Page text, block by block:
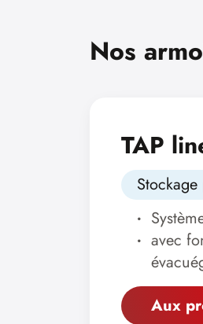
Nos
TAP
avec
Aux